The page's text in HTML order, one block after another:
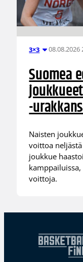
3×3 08.08.2026
Suomea
-
Naisten
voittoa
joukkue
voittoja.